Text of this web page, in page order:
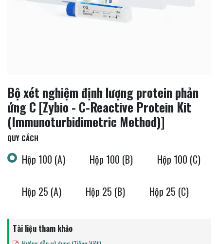
Bộ xét nghiệm định lượng protein phản
ứng C [Zybio - C-Reactive Protein Kit
(Immunoturbidimetric Method)]
QUY CÁCH
Hộp 100 (A) Hộp 100 (B) Hộp 100 (C)
Hộp 25 (A) Hộp 25 (B) Hộp 25 (C)
Tài liệu tham khảo